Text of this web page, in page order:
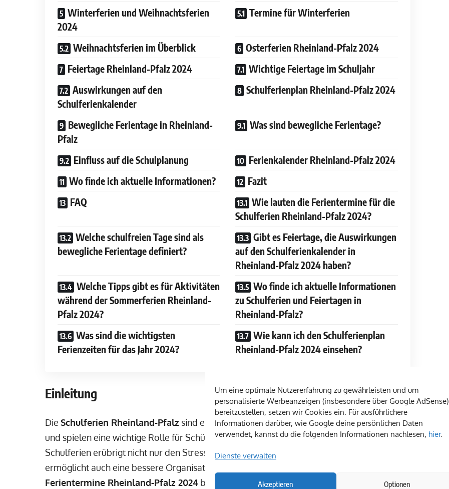
Um eine optimale Nutzererfahrung zu gewährleisten und um
personalisierte Werbeanzeigen (insbesondere über Google AdSense)
bereitzustellen, setzen wir Cookies ein. Für ausführlichere
Informationen darüber, wie Google deine persönlichen Daten
verwendet, kannst du die folgenden Informationen nachlesen, hier.
Dienste verwalten
Akzeptieren Optionen
Winterferien und Weihnachtsferien
2024
Termine für Winterferien
Weihnachtsferien im Überblick
Osterferien Rheinland-Pfalz 2024
Feiertage Rheinland-Pfalz 2024
Wichtige Feiertage im Schuljahr
Auswirkungen auf den
Schulferienkalender
Schulferienplan Rheinland-Pfalz 2024
Bewegliche Ferientage in Rheinland-
Pfalz
Was sind bewegliche Ferientage?
Einfluss auf die Schulplanung
Ferienkalender Rheinland-Pfalz 2024
Wo finde ich aktuelle Informationen?
Fazit
FAQ
Wie lauten die Ferientermine für die
Schulferien Rheinland-Pfalz 2024?
Welche schulfreien Tage sind als
bewegliche Ferientage definiert?
Gibt es Feiertage, die Auswirkungen
auf den Schulferienkalender in
Rheinland-Pfalz 2024 haben?
Welche Tipps gibt es für Aktivitäten
während der Sommerferien Rheinland-
Pfalz 2024?
Wo finde ich aktuelle Informationen
zu Schulferien und Feiertagen in
Rheinland-Pfalz?
Was sind die wichtigsten
Ferienzeiten für das Jahr 2024?
Wie kann ich den Schulferienplan
Rheinland-Pfalz 2024 einsehen?
Einleitung
Die Schulferien Rheinland-Pfalz sind ein zentraler Bestandteil des akademischen Jahres
und spielen eine wichtige Rolle für Schüler, Eltern sowie Lehrkräfte. Die Planung
Schulferien erübrigt nicht nur den Stress von spontanen Entscheidungen, sondern
ermöglicht auch eine bessere Organisation von Familienaktivitäten und Reisen. Die
Ferientermine Rheinland-Pfalz 2024 bieten eine Vielzahl an Möglichkeiten, um die